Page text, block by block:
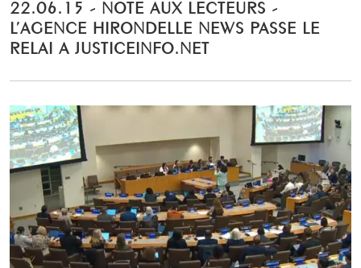
22.06.15 - NOTE AUX LECTEURS -
L’AGENCE HIRONDELLE NEWS PASSE LE
RELAI A JUSTICEINFO.NET